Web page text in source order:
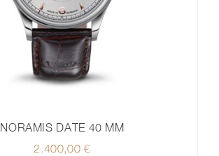
NORAMIS DATE 40 MM
2.400,00€